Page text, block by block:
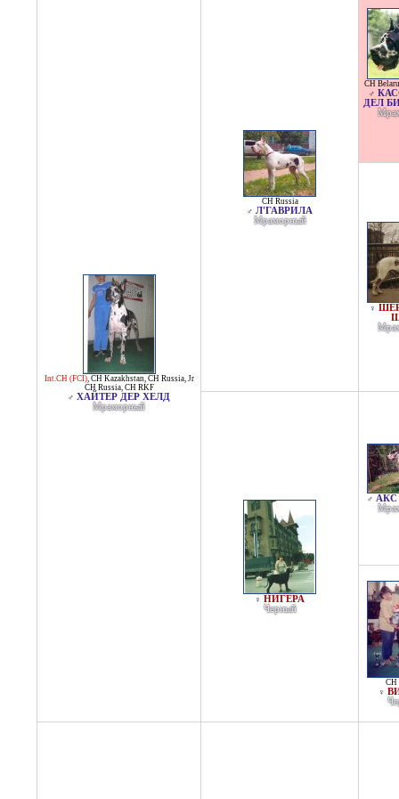
Int.CH (FCI), CH Kazakhstan, CH Russia, Jr
CH Russia, CH RKF
♂ ХАЙТЕР ДЕР ХЕЛД
Мраморный
CH Russia
♂ Л'ГАВРИЛА
Мраморный
CH
♂
ДЕЛ
♀
♀ НИГЕРА
Черный
♂ АКС
CH
♀